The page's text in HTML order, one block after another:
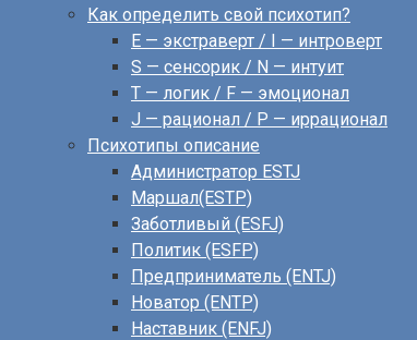
Как определить свой психотип?
E — экстраверт / I — интроверт
S — сенсорик / N — интуит
T — логик / F — эмоционал
J — рационал / P — иррационал
Психотипы описание
Администратор ESTJ
Маршал(ESTP)
Заботливый (ESFJ)
Политик (ESFP)
Предприниматель (ENTJ)
Новатор (ENTP)
Наставник (ENFJ)